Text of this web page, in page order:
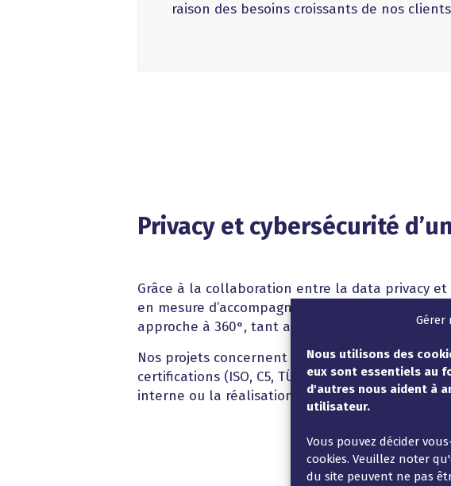
Gérer
Nous utilisons des
eux sont essentiels au
d'autres nous aident à
utilisateur.
Vous pouvez décider
cookies. Veuillez noter
du site peuvent ne pas
raison des besoins croissants de nos
Privacy et cybersécurité
Grâce à la collaboration entre la data privacy et
en mesure d’accompagner de manière rapide et
approche à 360°, tant au niveau préparatoire
Nos projets concernent par exemple la gestion
certifications (ISO, C5, TÜV allemand, etc.), la
interne ou la réalisation d’une feuille de route